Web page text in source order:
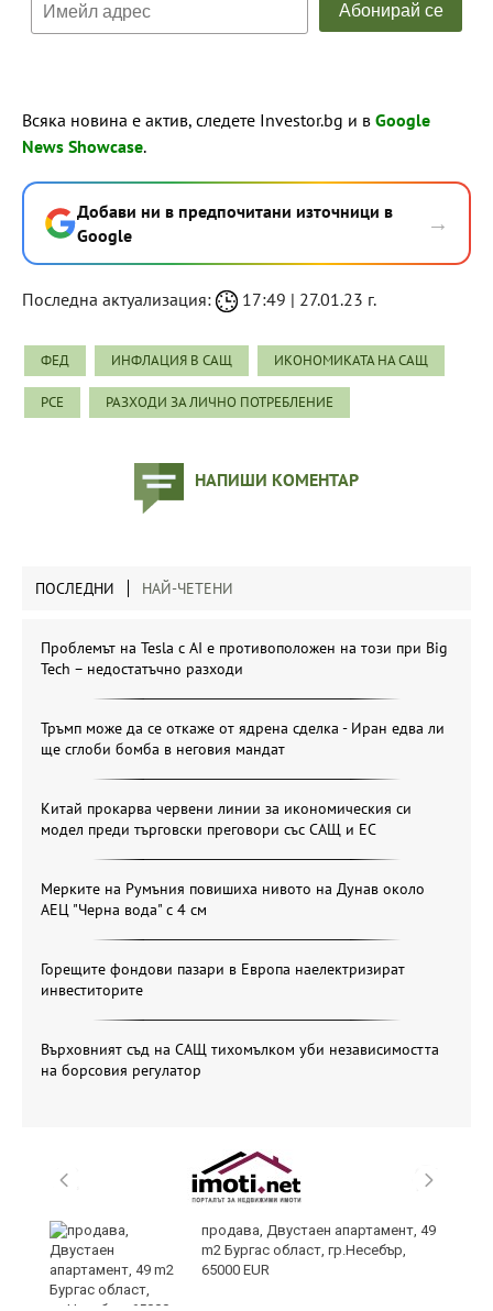
Всяка новина е актив, следете Investor.bg и в Google
News Showcase.
Добави ни в предпочитани източници в
Google
→
Последна актуализация: 17:49 | 27.01.23 г.
ФЕД ИНФЛАЦИЯ В САЩ ИКОНОМИКАТА НА САЩ
PCE РАЗХОДИ ЗА ЛИЧНО ПОТРЕБЛЕНИЕ
НАПИШИ КОМЕНТАР
ПОСЛЕДНИ НАЙ-ЧЕТЕНИ
Проблемът на Tesla с AI е противоположен на този при Big
Tech – недостатъчно разходи
Тръмп може да се откаже от ядрена сделка - Иран едва ли
ще сглоби бомба в неговия мандат
Китай прокарва червени линии за икономическия си
модел преди търговски преговори със САЩ и ЕС
Мерките на Румъния повишиха нивото на Дунав около
АЕЦ "Черна вода" с 4 см
Горещите фондови пазари в Европа наелектризират
инвеститорите
Върховният съд на САЩ тихомълком уби независимостта
на борсовия регулатор
продава, Двустаен апартамент, 49
m2 Бургас област, гр.Несебър,
65000 EUR